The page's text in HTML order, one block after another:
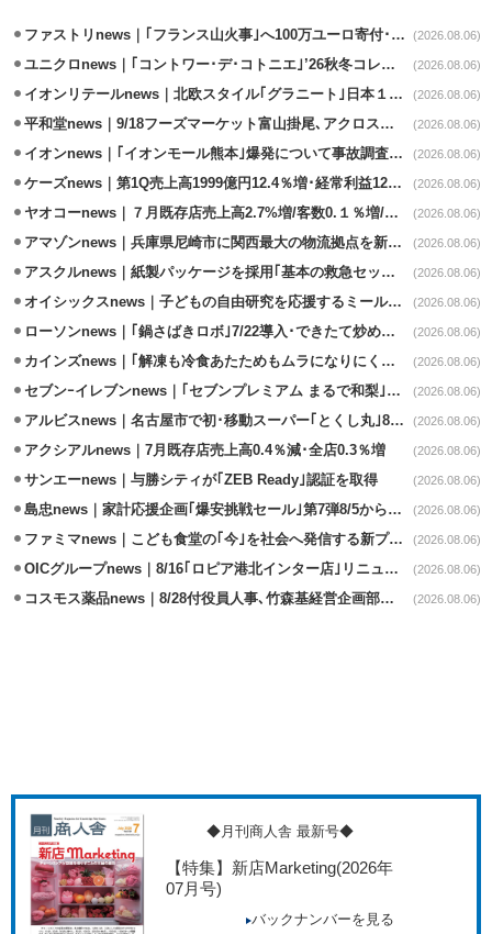
ファストリnews｜｢フランス山火事｣へ100万ユーロ寄付･衣料5万点も提供 (2026.08.06)
ユニクロnews｜｢コントワー･デ･コトニエ｣’26秋冬コレクション8/28発売 (2026.08.06)
イオンリテールnews｜北欧スタイル｢グラニート｣日本１号店を自由が丘に開業 (2026.08.06)
平和堂news｜9/18フーズマーケット富山掛尾､アクロスプラザ内に出店 (2026.08.06)
イオンnews｜｢イオンモール熊本｣爆発について事故調査委員会設置 (2026.08.06)
ケーズnews｜第1Q売上高1999億円12.4％増･経常利益125.0%増 (2026.08.06)
ヤオコーnews｜７月既存店売上高2.7%増/客数0.１％増/客単価2.6％増 (2026.08.06)
アマゾンnews｜兵庫県尼崎市に関西最大の物流拠点を新設・市内2拠点目 (2026.08.06)
アスクルnews｜紙製パッケージを採用｢基本の救急セット｣8/5発売 (2026.08.06)
オイシックスnews｜子どもの自由研究を応援するミールキット8/6発売 (2026.08.06)
ローソンnews｜｢鍋さばきロボ｣7/22導入･できたて炒めメニューを提供 (2026.08.06)
カインズnews｜｢解凍も冷食あたためもムラになりにくいフラットレンジ｣発売 (2026.08.06)
セブンｰイレブンnews｜｢セブンプレミアム まるで和梨｣8/11から順次発売 (2026.08.06)
アルビスnews｜名古屋市で初･移動スーパー｢とくし丸｣8/4運行開始 (2026.08.06)
アクシアルnews｜7月既存店売上高0.4％減･全店0.3％増 (2026.08.06)
サンエーnews｜与勝シティが｢ZEB Ready｣認証を取得 (2026.08.06)
島忠news｜家計応援企画｢爆安挑戦セール｣第7弾8/5から開催 (2026.08.06)
ファミマnews｜こども食堂の｢今｣を社会へ発信する新プロジェクト始動 (2026.08.06)
OICグループnews｜8/16｢ロピア港北インター店｣リニューアル/食品売場拡大 (2026.08.06)
コスモス薬品news｜8/28付役員人事､竹森基経営企画部長が取締役昇格 (2026.08.06)
◆月刊商人舎 最新号◆
【特集】新店Marketing(2026年
07月号)
バックナンバーを見る